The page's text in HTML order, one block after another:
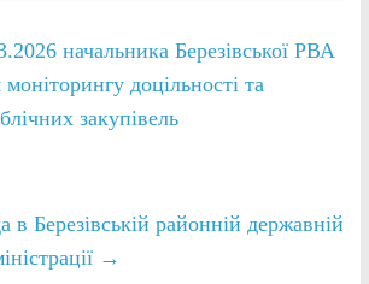
начальника Березівської РВА
доцільності та
закупівель
в Березівській районній державній
→